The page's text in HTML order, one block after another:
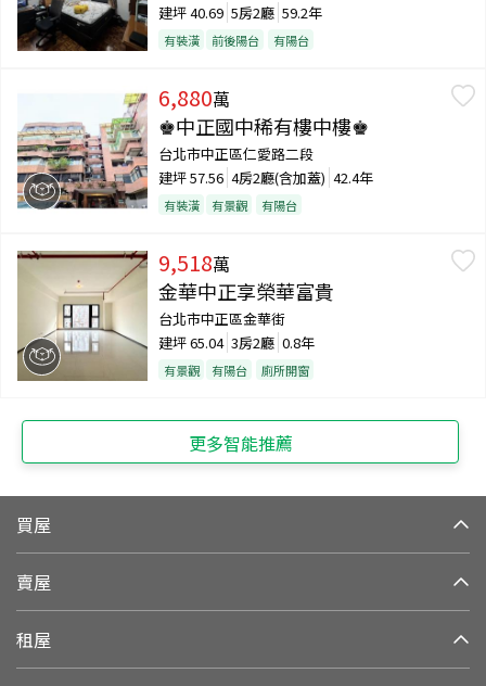
建坪40.69 5房2廳 59.2年
有裝潢 前後陽台 有陽台
6,880萬
♚中正國中稀有樓中樓♚
台北市中正區仁愛路二段
建坪57.56 4房2廳(含加蓋) 42.4年
有裝潢 有景觀 有陽台
9,518萬
金華中正享榮華富貴
台北市中正區金華街
建坪65.04 3房2廳 0.8年
有景觀 有陽台 廁所開窗
更多智能推薦
買屋
賣屋
租屋